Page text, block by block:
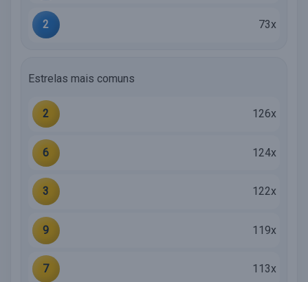
2 73x
Estrelas mais comuns
2 126x
6 124x
3 122x
9 119x
7 113x